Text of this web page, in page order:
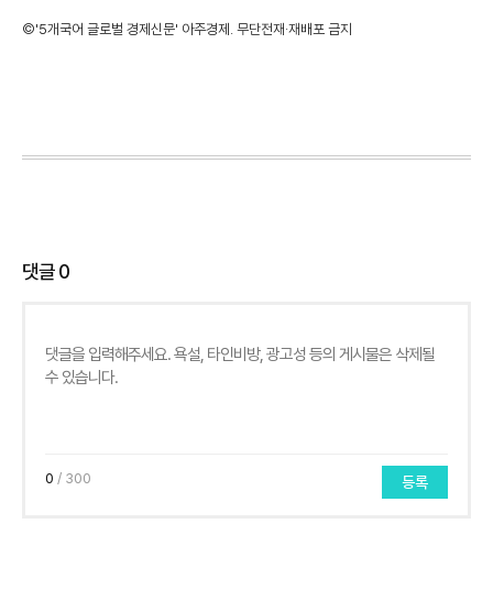
©'5개국어 글로벌 경제신문' 아주경제. 무단전재·재배포 금지
댓글0
0 / 300 등록